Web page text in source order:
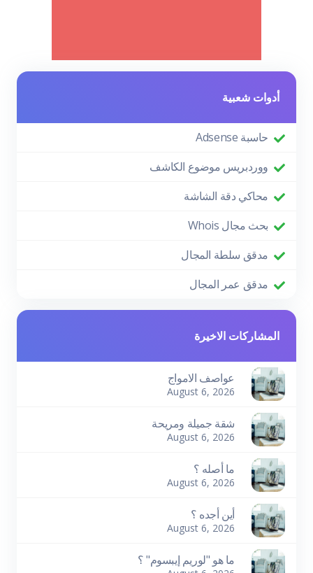
أدوات شعبية
حاسبة Adsense
ووردبريس موضوع الكاشف
محاكي دقة الشاشة
بحث مجال Whois
مدقق سلطة المجال
مدقق عمر المجال
المشاركات الاخيرة
عواصف الامواج
August 6, 2026
شقة جميلة ومريحة
August 6, 2026
ما أصله ؟
August 6, 2026
أين أجده ؟
August 6, 2026
ما هو "لوريم إيبسوم" ؟